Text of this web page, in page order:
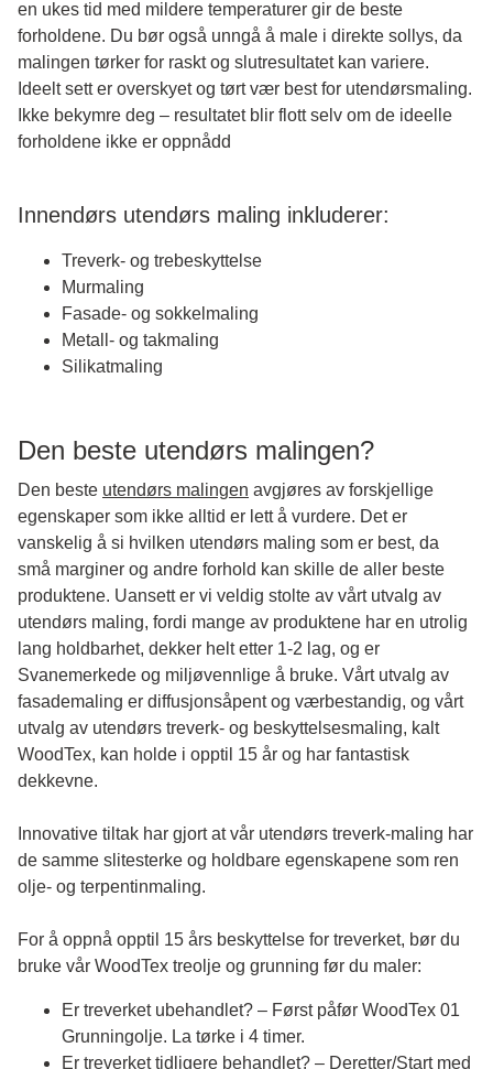
en ukes tid med mildere temperaturer gir de beste
forholdene. Du bør også unngå å male i direkte sollys, da
malingen tørker for raskt og slutresultatet kan variere.
Ideelt sett er overskyet og tørt vær best for utendørsmaling.
Ikke bekymre deg – resultatet blir flott selv om de ideelle
forholdene ikke er oppnådd
Innendørs utendørs maling inkluderer:
Treverk- og trebeskyttelse
Murmaling
Fasade- og sokkelmaling
Metall- og takmaling
Silikatmaling
Den beste utendørs malingen?
Den beste utendørs malingen avgjøres av forskjellige
egenskaper som ikke alltid er lett å vurdere. Det er
vanskelig å si hvilken utendørs maling som er best, da
små marginer og andre forhold kan skille de aller beste
produktene. Uansett er vi veldig stolte av vårt utvalg av
utendørs maling, fordi mange av produktene har en utrolig
lang holdbarhet, dekker helt etter 1-2 lag, og er
Svanemerkede og miljøvennlige å bruke. Vårt utvalg av
fasademaling er diffusjonsåpent og værbestandig, og vårt
utvalg av utendørs treverk- og beskyttelsesmaling, kalt
WoodTex, kan holde i opptil 15 år og har fantastisk
dekkevne.
Innovative tiltak har gjort at vår utendørs treverk-maling har
de samme slitesterke og holdbare egenskapene som ren
olje- og terpentinmaling.
For å oppnå opptil 15 års beskyttelse for treverket, bør du
bruke vår WoodTex treolje og grunning før du maler:
Er treverket ubehandlet? – Først påfør WoodTex 01
Grunningolje. La tørke i 4 timer.
Er treverket tidligere behandlet? – Deretter/Start med